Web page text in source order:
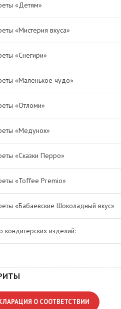
«Детям»
«Мистерия вкуса»
«Снегири»
«Маленькое чудо»
«Отломи»
«Медунок»
«Сказки Перро»
«Toffee Premio»
«Бабаевские Шоколадный вкус»
кондитерских изделий:
О СООТВЕТСТВИИ